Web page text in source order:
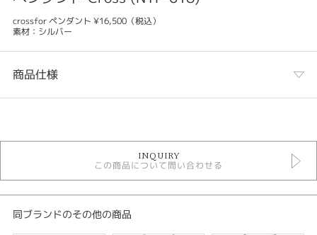
crossfor ペンダント ¥16,500（税込）
素材：シルバー
商品仕様
ファッションジュエリー
ファッションジュエリー ＞ Cross For Dancing DIAMOND
ファッションジュエリー ＞ Cross For Dancing DIAMOND ＞ crossfor ネ
ックレス
ファッションジュエリー ＞ ファッション ネックレス
INQUIRY
この商品について問い合わせる
同ブランドのその他の商品